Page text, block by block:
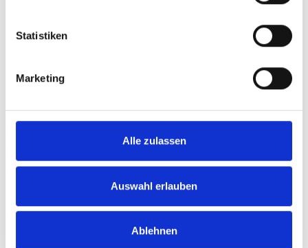
Statistiken
Marketing
Alle zulassen
Auswahl erlauben
Ablehnen
PDF
651 KB